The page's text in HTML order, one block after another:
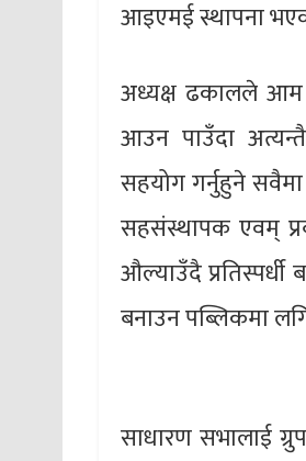
आइएमई स्थापना
अध्यक्ष ढकालले आम
आउन पाउँदा
सहयोग गर्नुहुने
सहसंस्थापक एवम्
औल्याउँदै प्रतिस्पर्धी
बनाउन पब्लिकमा
साधारण सभालाई